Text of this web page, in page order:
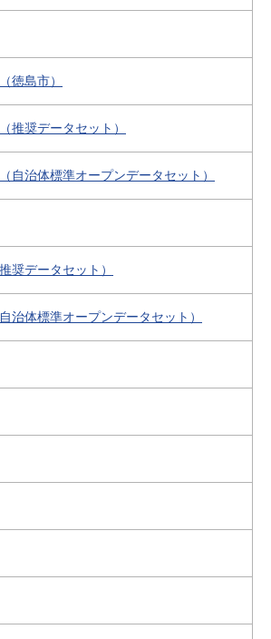
徳島市）
推奨データセット）
自治体標準オープンデータセット）
奨データセット）
治体標準オープンデータセット）